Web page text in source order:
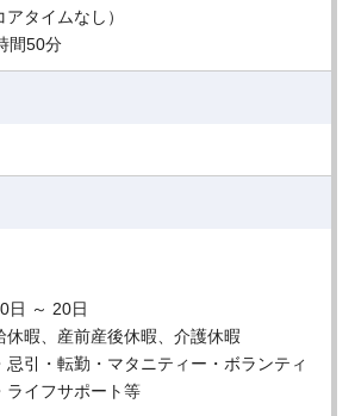
タイムなし）
間50分
～ 20日
休暇、産前産後休暇、介護休暇
忌引・転勤・マタニティー・ボランティ
ライフサポート等